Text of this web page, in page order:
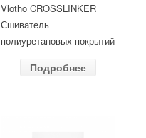
Vlotho CROSSLINKER
Сшиватель
полиуретановых покрытий
Подробнее